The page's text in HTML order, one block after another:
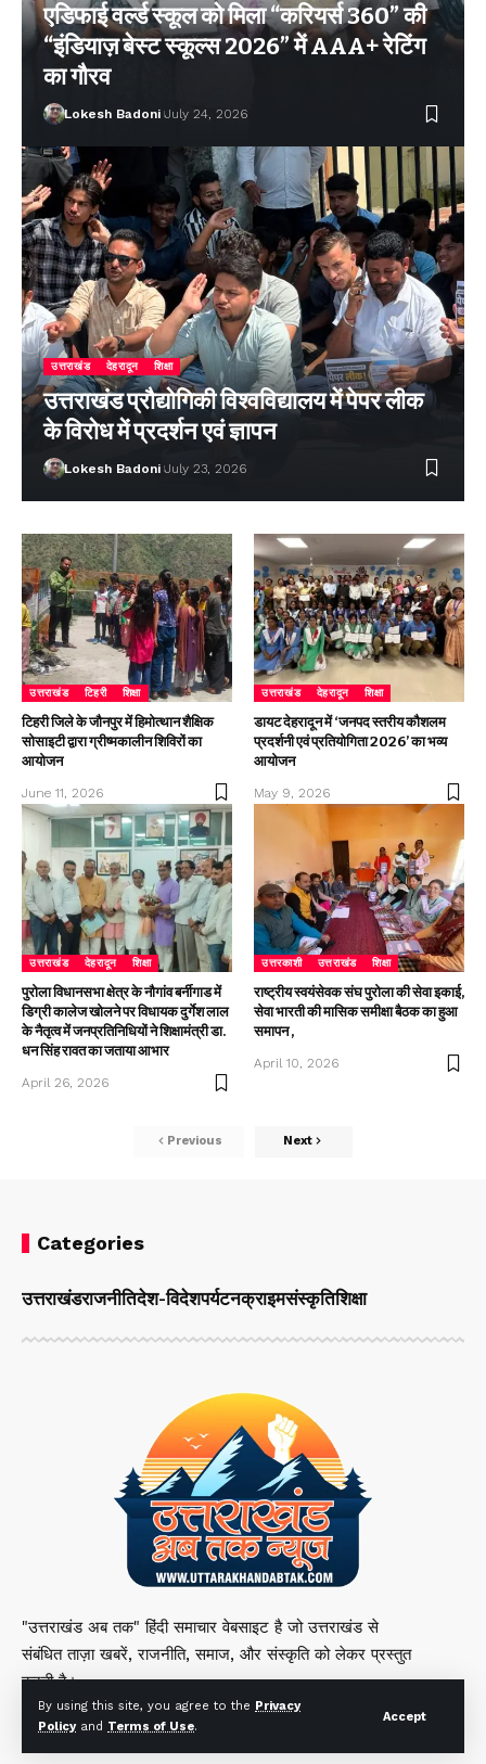
By using this site, you agree to the Privacy
Policyand Terms of Use.
Accept
एडिफाई वर्ल्ड स्कूल को मिला “करियर्स 360” की
“इंडियाज़ बेस्ट स्कूल्स 2026” में AAA+ रेटिंग
का गौरव
Lokesh Badoni July 24, 2026
उत्तराखंड देहरादून शिक्षा
उत्तराखंड प्रौद्योगिकी विश्वविद्यालय में पेपर लीक
के विरोध में प्रदर्शन एवं ज्ञापन
Lokesh Badoni July 23, 2026
उत्तराखंड टिहरी शिक्षा
टिहरी जिले के जौनपुर में हिमोत्थान शैक्षिक
सोसाइटी द्वारा ग्रीष्मकालीन शिविरों का
आयोजन
June 11, 2026
उत्तराखंड देहरादून शिक्षा
डायट देहरादून में ‘जनपद स्तरीय कौशलम
प्रदर्शनी एवं प्रतियोगिता 2026’ का भव्य
आयोजन
May 9, 2026
उत्तराखंड देहरादून शिक्षा
पुरोला विधानसभा क्षेत्र के नौगांव बर्नीगाड में
डिग्री कालेज खोलने पर विधायक दुर्गेश लाल
के नैतृत्व में जनप्रतिनिधियों ने शिक्षामंत्री डा.
धन सिंह रावत का जताया आभार
April 26, 2026
उत्तरकाशी उत्तराखंड शिक्षा
राष्ट्रीय स्वयंसेवक संघ पुरोला की सेवा इकाई,
सेवा भारती की मासिक समीक्षा बैठक का हुआ
समापन ,
April 10, 2026
Previous Next
Categories
उत्तराखंडराजनीतिदेश-विदेशपर्यटनक्राइमसंस्कृतिशिक्षा
"उत्तराखंड अब तक" हिंदी समाचार वेबसाइट है जो उत्तराखंड से
संबंधित ताज़ा खबरें, राजनीति, समाज, और संस्कृति को लेकर प्रस्तुत
करती है।